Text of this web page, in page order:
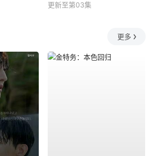
更新至第03集
更多